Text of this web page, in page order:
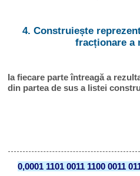
4. Construiește
fracționare a
Ia fiecare parte întreagă a
din partea de sus a listei
0,0001 1101 0011 1100 0011